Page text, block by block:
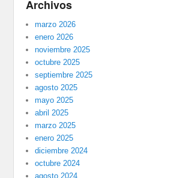
Archivos
marzo 2026
enero 2026
noviembre 2025
octubre 2025
septiembre 2025
agosto 2025
mayo 2025
abril 2025
marzo 2025
enero 2025
diciembre 2024
octubre 2024
agosto 2024